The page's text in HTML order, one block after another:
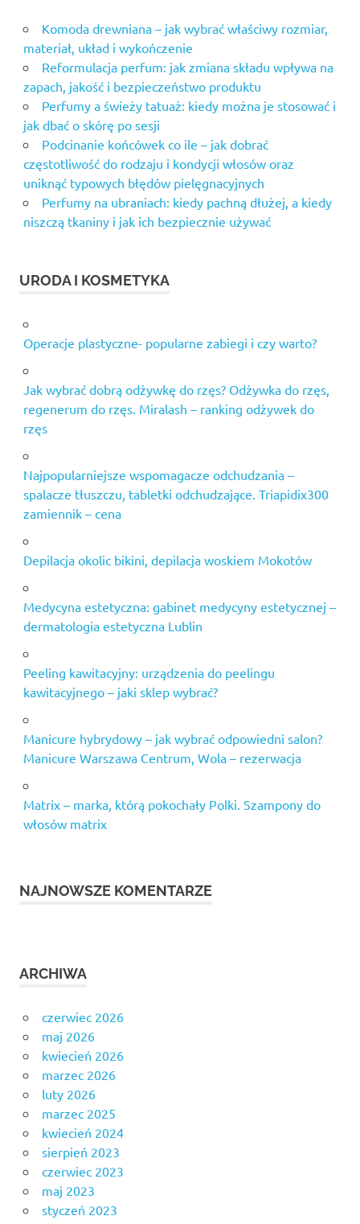
Komoda drewniana – jak wybrać właściwy rozmiar,
materiał, układ i wykończenie
Reformulacja perfum: jak zmiana składu wpływa na
zapach, jakość i bezpieczeństwo produktu
Perfumy a świeży tatuaż: kiedy można je stosować i
jak dbać o skórę po sesji
Podcinanie końcówek co ile – jak dobrać
częstotliwość do rodzaju i kondycji włosów oraz
uniknąć typowych błędów pielęgnacyjnych
Perfumy na ubraniach: kiedy pachną dłużej, a kiedy
niszczą tkaniny i jak ich bezpiecznie używać
URODA I KOSMETYKA
Operacje plastyczne- popularne zabiegi i czy warto?
Jak wybrać dobrą odżywkę do rzęs? Odżywka do rzęs,
regenerum do rzęs. Miralash – ranking odżywek do
rzęs
Najpopularniejsze wspomagacze odchudzania –
spalacze tłuszczu, tabletki odchudzające. Triapidix300
zamiennik – cena
Depilacja okolic bikini, depilacja woskiem Mokotów
Medycyna estetyczna: gabinet medycyny estetycznej –
dermatologia estetyczna Lublin
Peeling kawitacyjny: urządzenia do peelingu
kawitacyjnego – jaki sklep wybrać?
Manicure hybrydowy – jak wybrać odpowiedni salon?
Manicure Warszawa Centrum, Wola – rezerwacja
Matrix – marka, którą pokochały Polki. Szampony do
włosów matrix
NAJNOWSZE KOMENTARZE
ARCHIWA
czerwiec 2026
maj 2026
kwiecień 2026
marzec 2026
luty 2026
marzec 2025
kwiecień 2024
sierpień 2023
czerwiec 2023
maj 2023
styczeń 2023